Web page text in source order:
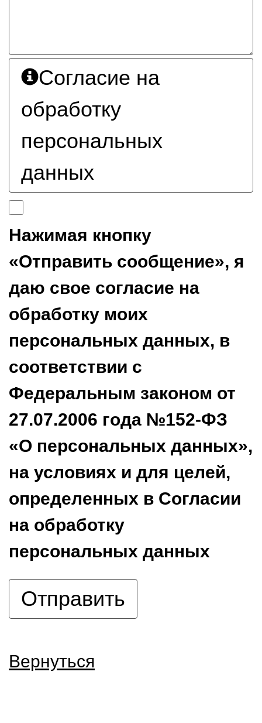
Согласие на
обработку
персональных
данных
Нажимая кнопку
«Отправить сообщение», я
даю свое согласие на
обработку моих
персональных данных, в
соответствии с
Федеральным законом от
27.07.2006 года №152-ФЗ
«О персональных данных»,
на условиях и для целей,
определенных в Согласии
на обработку
персональных данных
Вернуться